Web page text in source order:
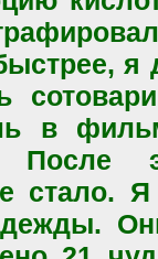
я
в
После
стало.